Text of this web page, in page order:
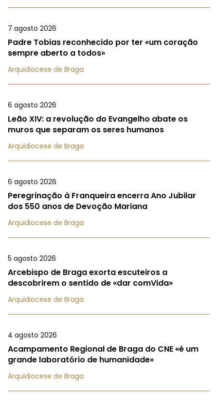
7 agosto 2026
Padre Tobias reconhecido por ter «um coração
sempre aberto a todos»
Arquidiocese de Braga
6 agosto 2026
Leão XIV: a revolução do Evangelho abate os
muros que separam os seres humanos
Arquidiocese de Braga
6 agosto 2026
Peregrinação à Franqueira encerra Ano Jubilar
dos 550 anos de Devoção Mariana
Arquidiocese de Braga
5 agosto 2026
Arcebispo de Braga exorta escuteiros a
descobrirem o sentido de «dar comVida»
Arquidiocese de Braga
4 agosto 2026
Acampamento Regional de Braga do CNE «é um
grande laboratório de humanidade»
Arquidiocese de Braga